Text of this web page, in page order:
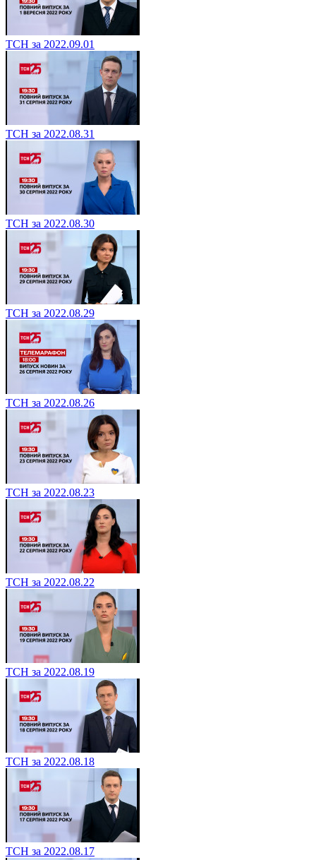
ТСН за 2022.09.01
ТСН за 2022.08.31
ТСН за 2022.08.30
ТСН за 2022.08.29
ТСН за 2022.08.26
ТСН за 2022.08.23
ТСН за 2022.08.22
ТСН за 2022.08.19
ТСН за 2022.08.18
ТСН за 2022.08.17